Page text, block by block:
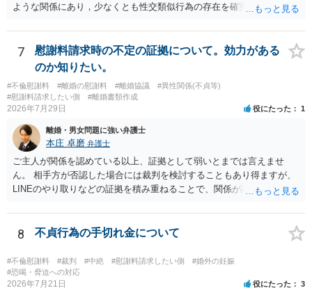
ような関係にあり，少なくとも性交類似行為の存在を確実に証明でき
ことを窺わせるものです。）。ですから，慰謝料請求を進めることで
よいと思います。 ただ．慰謝料額については，婚姻破綻に至っていな
いとして，この点を考慮されることになるかもしれません。 ②夫との
今後のことを考えて書いてもらうか否かを検討するのがよいと思いま
す。今ある証拠以上のことを証明（証明力を強めることも含む）でき
るのであれば，前向きに検討を進めるという考え方でもよいでしょ
値と夫との関係との均衡のように思います。 ③行政書士に委任をして
いるのであれば，どのような内容の委任なのか不明ですが，その行政
書士との協議になると思います。請求するか，訴訟にするか，その点
の見極めや，相手方は性交類似行為は認めているのか，それさえも否
定しているのかによって，考え方・進め方は変わってくると思いま
あれば，本人（行政書士でも同じだと思います。）への対応ではあま
り変わらないように思います。減額で折り合えるなら本人様の交渉で
もよいように思いますが，ゼロかどうかの観点であれば，訴訟に進む
しかなくなるようにも思います。そうしますと，お近くの弁護士に相
談して進めることを検討した方がよいようにも思います。
7
慰謝料請求時の不定の証拠について。効力がある
のか知りたい。
#不倫慰謝料 #離婚の慰謝料 #離婚協議
#異性関係(不貞等)
#慰謝料請求したい側
#離婚書類作成
2026年7月29日 役にたった 1
離婚・男女問題に強い弁護士
本庄 卓磨 弁護士
ご主人が関係を認めている以上、証拠として弱いとまでは言えませ
ん。 相手方が否認した場合には裁判を検討することもあり得ますが、
LINEのやり取りなどの証拠を積み重ねることで、関係が認定される余
個別の事情によりますので、お早めに弁護士に相談されることをおす
すめします。
8 不貞行為の手切れ金について
#不倫慰謝料 #裁判 #中絶 #慰謝料請求したい側
#婚外の妊娠
#恐喝・脅迫への対応
2026年7月21日 役にたった 3